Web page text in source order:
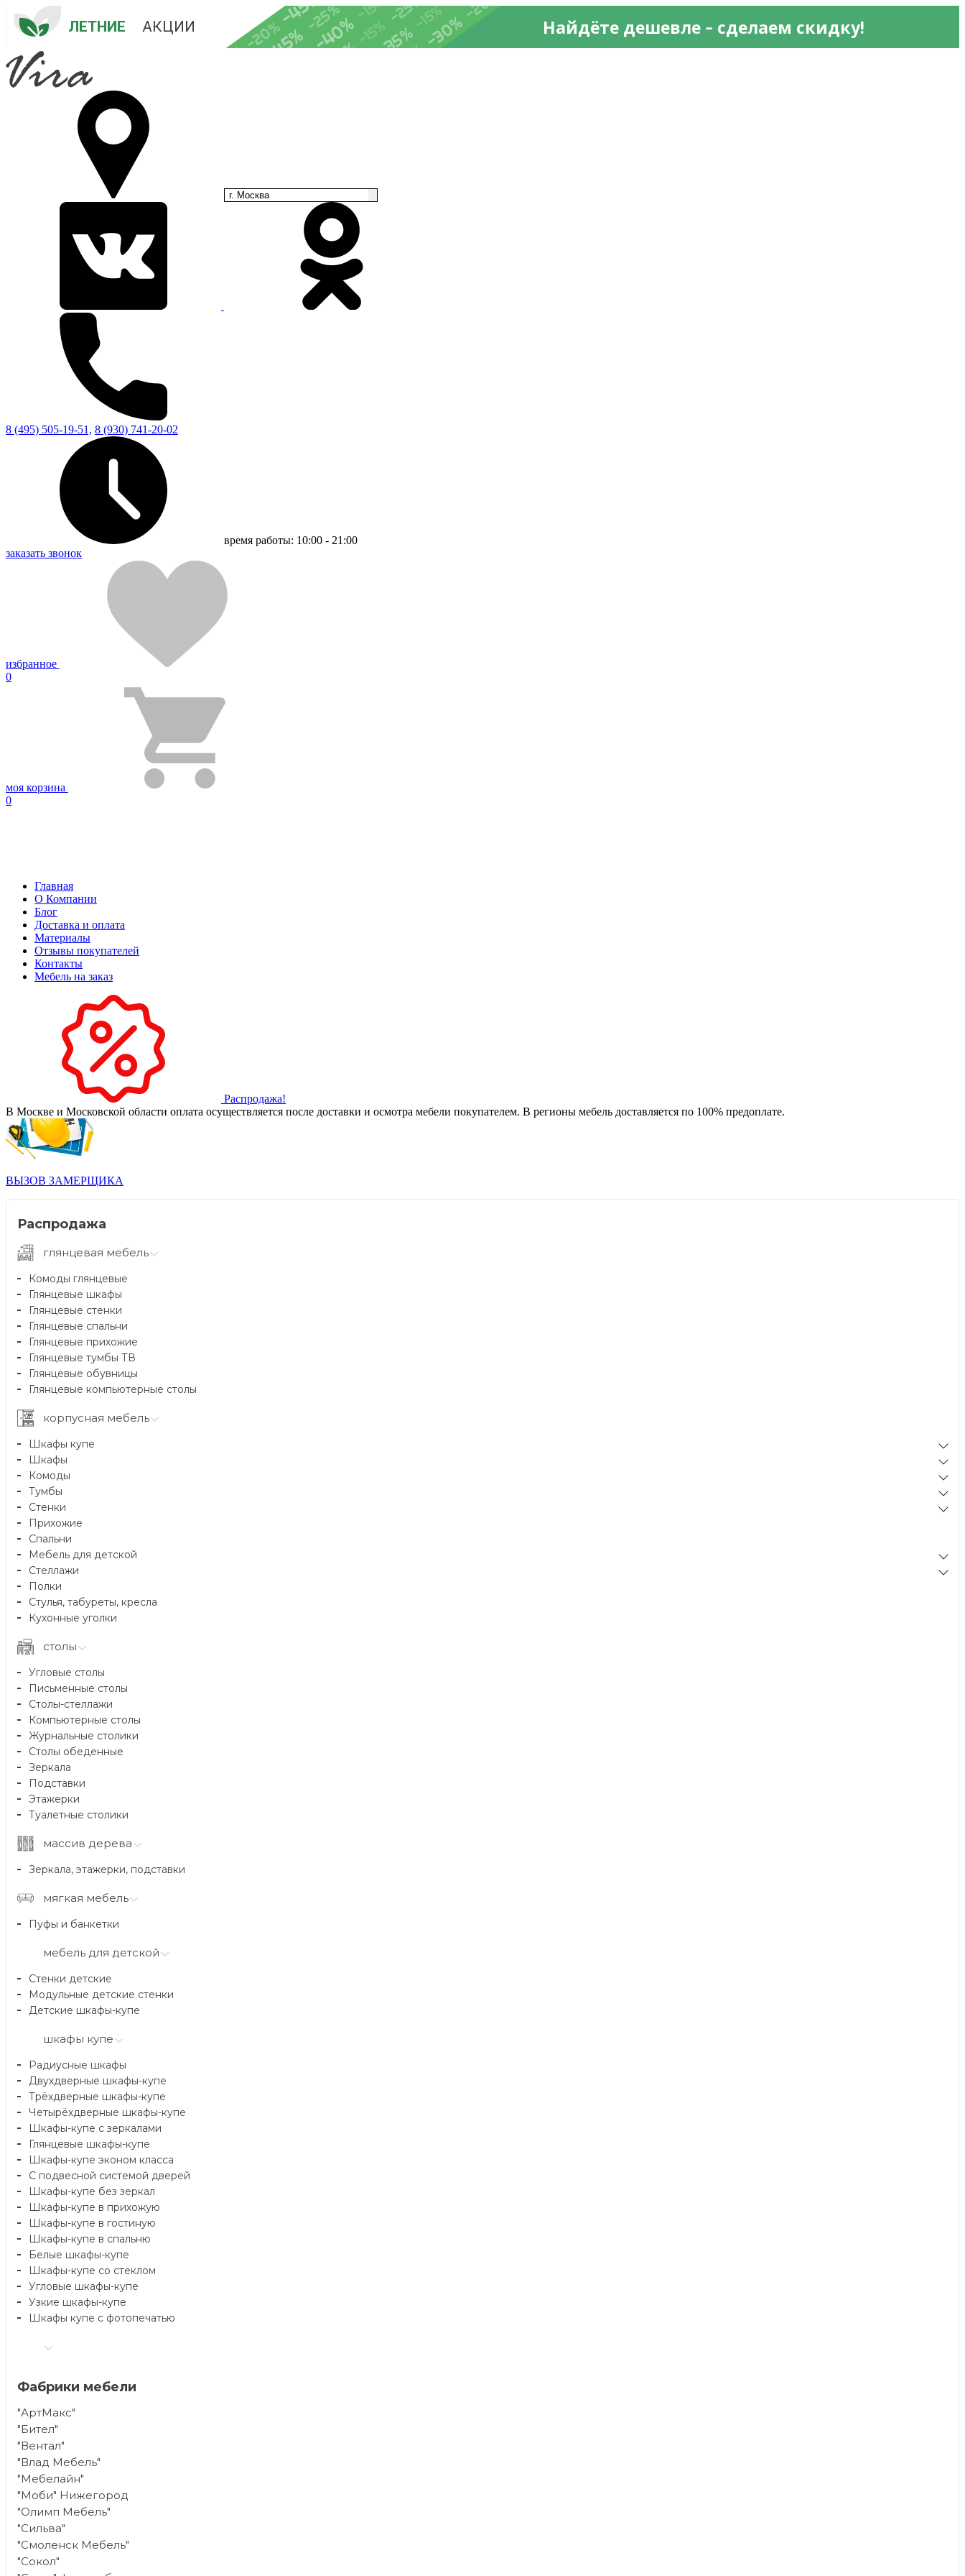
-20%
-35%
-15%
-25%
-35%
-25%
-45%
-15%
-35%
-15%
-40%
-15%
-30%
ЛЕТНИЕ АКЦИИ Найдёте дешевле - сделаем скидку!
г. Москва
8 (495) 505-19-51, 8 (930) 741-20-02
время работы: 10:00 - 21:00
заказать звонок
избранное
0
моя корзина
0
Главная
О Компании
Блог
Доставка и оплата
Материалы
Отзывы покупателей
Контакты
Мебель на заказ
Распродажа!
В Москве и Московской области оплата осуществляется после доставки и осмотра мебели покупателем. В регионы мебель доставляется по 100% предоплате.
ВЫЗОВ ЗАМЕРЩИКА
Распродажа
глянцевая мебель
Комоды глянцевые
Глянцевые шкафы
Глянцевые стенки
Глянцевые спальни
Глянцевые прихожие
Глянцевые тумбы ТВ
Глянцевые обувницы
Глянцевые компьютерные столы
корпусная мебель
Шкафы купе
Шкафы
Комоды
Тумбы
Стенки
Прихожие
Спальни
Мебель для детской
Стеллажи
Полки
Стулья, табуреты, кресла
Кухонные уголки
столы
Угловые столы
Письменные столы
Столы-стеллажи
Компьютерные столы
Журнальные столики
Столы обеденные
Зеркала
Подставки
Этажерки
Туалетные столики
массив дерева
Зеркала, этажерки, подставки
мягкая мебель
Пуфы и банкетки
мебель для детской
Стенки детские
Модульные детские стенки
Детские шкафы-купе
шкафы купе
Радиусные шкафы
Двухдверные шкафы-купе
Трёхдверные шкафы-купе
Четырёхдверные шкафы-купе
Шкафы-купе с зеркалами
Глянцевые шкафы-купе
Шкафы-купе эконом класса
С подвесной системой дверей
Шкафы-купе без зеркал
Шкафы-купе в прихожую
Шкафы-купе в гостиную
Шкафы-купе в спальню
Белые шкафы-купе
Шкафы-купе со стеклом
Угловые шкафы-купе
Узкие шкафы-купе
Шкафы купе с фотопечатью
Фабрики мебели
"АртМакс"
"Бител"
"Вентал"
"Влад Мебель"
"Мебелайн"
"Моби" Нижегород
"Олимп Мебель"
"Сильва"
"Смоленск Мебель"
"Сокол"